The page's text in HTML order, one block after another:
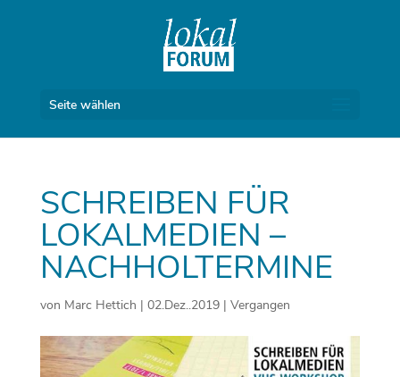
Seite wählen
SCHREIBEN FÜR
LOKALMEDIEN –
NACHHOLTERMINE
von Marc Hettich | 02.Dez..2019| Vergangen